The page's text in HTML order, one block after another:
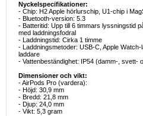
Nyckelspecifikationer:
- Chip: H2 Apple hörlurschip, U1-chip i
- Bluetooth-version: 5.3
- Batteritid: Upp till 6 timmars lyssningstid
med laddningsfodral
- Laddningstid: Cirka 1 timme
- Laddningsmetoder: USB-C, Apple
laddare
- Vattenbeständighet: IP54 (damm-, svett-
Dimensioner och vikt:
- AirPods Pro (vardera):
- Höjd: 30,9 mm
- Bredd: 21,8 mm
- Djup: 24,0 mm
- Vikt: 5,3 gram